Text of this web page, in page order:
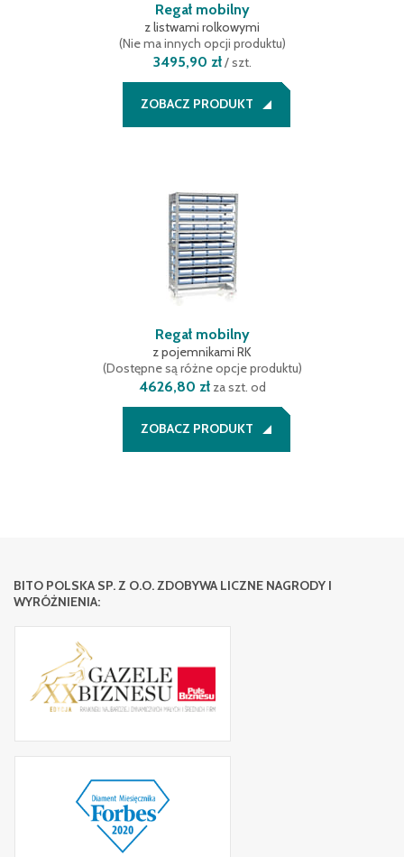
Regał mobilny
z listwami rolkowymi
(Nie ma innych opcji produktu)
3495,90 zł/szt.
ZOBACZ PRODUKT
Regał mobilny
z pojemnikami RK
(Dostępne są różne opcje produktu)
4626,80 złza szt. od
ZOBACZ PRODUKT
BITO POLSKA SP. Z O.O. ZDOBYWA LICZNE NAGRODY I
WYRÓŻNIENIA: